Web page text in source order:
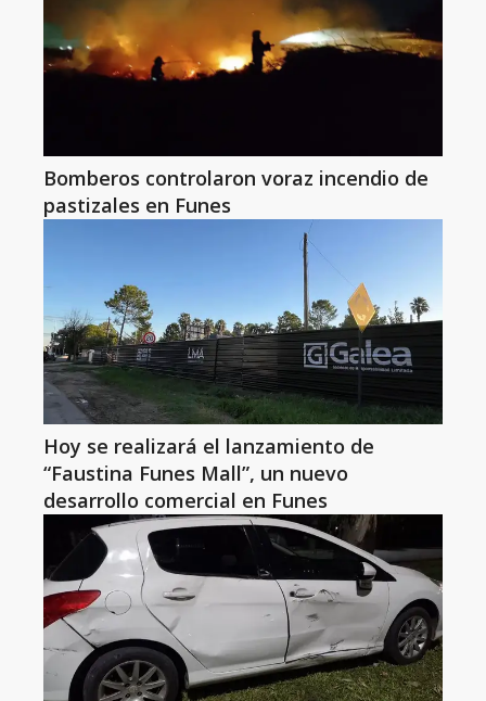
Bomberos controlaron voraz incendio de
pastizales en Funes
Hoy se realizará el lanzamiento de
“Faustina Funes Mall”, un nuevo
desarrollo comercial en Funes